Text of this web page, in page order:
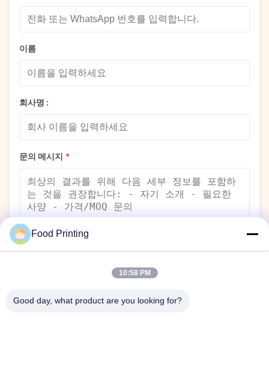
이름
회사명 :
문의 메시지 *
제출하다
Food Printing
10:58 PM
Good day, what product are you looking for?